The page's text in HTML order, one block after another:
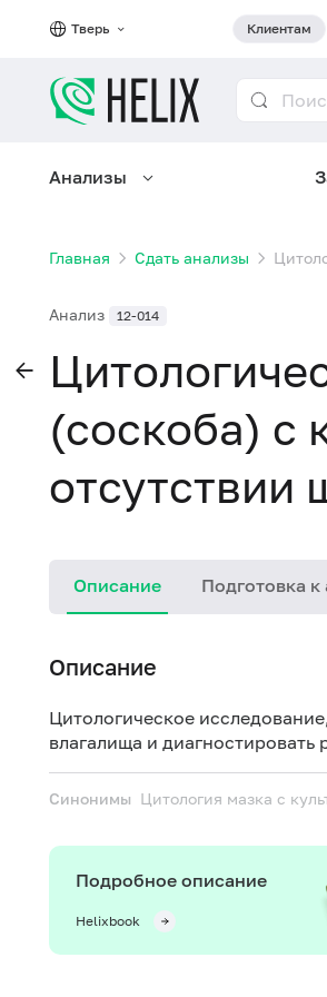
Тверь Клиентам
Анализы
Главная Сдать анализы
Анализ 12-014
(соскоба) с
отсутствии
Описание Подготовка к
Описание
Цитологическое
влагалища и
Синонимы Цитология мазка с
Подробное описание
Helixbook